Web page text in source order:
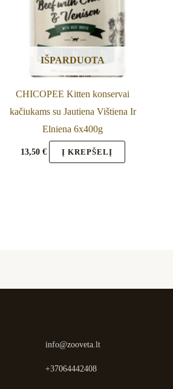
IŠPARDUOTA
CHICOPEE Kitten konservai
kačiukams su Jautiena Vištiena Ir
Elniena 6x400g
13,50 € Į KREPŠELĮ
info@zooveta.lt
+37064442408